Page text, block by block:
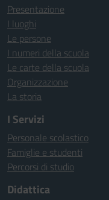
Presentazione
I luoghi
Le persone
I numeri della scuola
Le carte della scuola
Organizzazione
La storia
I Servizi
Personale scolastico
Famiglie e studenti
Percorsi di studio
Didattica